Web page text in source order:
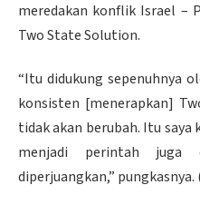
meredakan konflik Israel –
Two State Solution.
“Itu didukung sepenuhnya
konsisten [menerapkan]
tidak akan berubah. Itu saya
menjadi perintah juga
diperjuangkan,” pungkasnya.